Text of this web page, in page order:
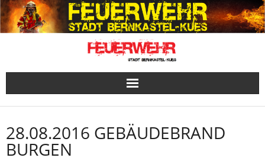
Skip
to
content
28.08.2016 GEBÄUDEBRAND
BURGEN